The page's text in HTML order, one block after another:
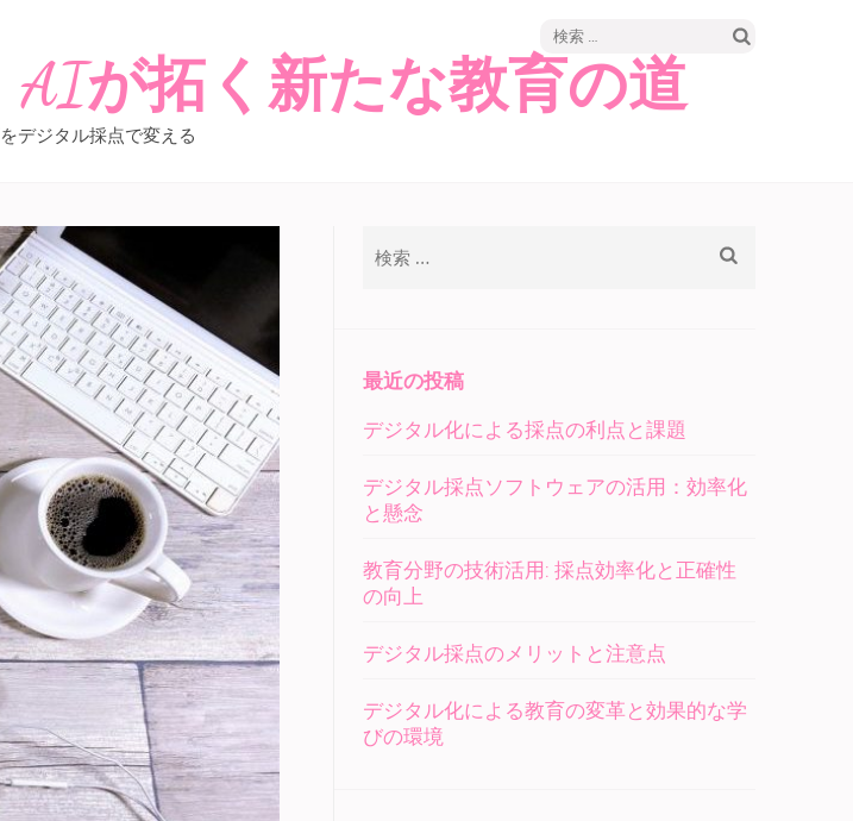
検
が拓く新たな教育の道
デジタル採点で変える
最近の投稿
デジタル化による採点の利点と課題
デジタル採点ソフトウェアの活用：効率化
と懸念
教育分野の技術活用: 採点効率化と正確性
の向上
デジタル採点のメリットと注意点
デジタル化による教育の変革と効果的な学
びの環境